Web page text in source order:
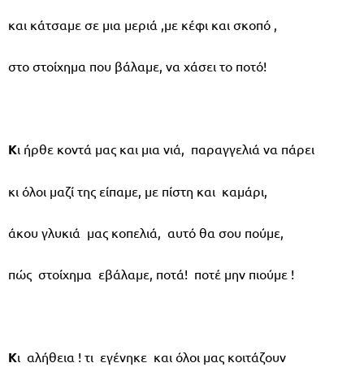
και κάτσαμε σε μια μεριά ,με κέφι και σκοπό ,
στο στοίχημα που βάλαμε, να χάσει το ποτό!
Κι ήρθε κοντά μας και μια νιά, παραγγελιά να πάρει
κι όλοι μαζί της είπαμε, με πίστη και καμάρι,
άκου γλυκιά μας κοπελιά, αυτό θα σου πούμε,
πώς στοίχημα εβάλαμε, ποτά! ποτέ μην πιούμε !
Κι αλήθεια ! τι εγένηκε και όλοι μας κοιτάζουν